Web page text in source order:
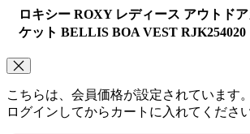
ロキシー ROXY レディース アウトド
ケット BELLIS BOA VEST RJK254020
こちらは、会員価格が設定されています。
ログインしてからカートに入れてください